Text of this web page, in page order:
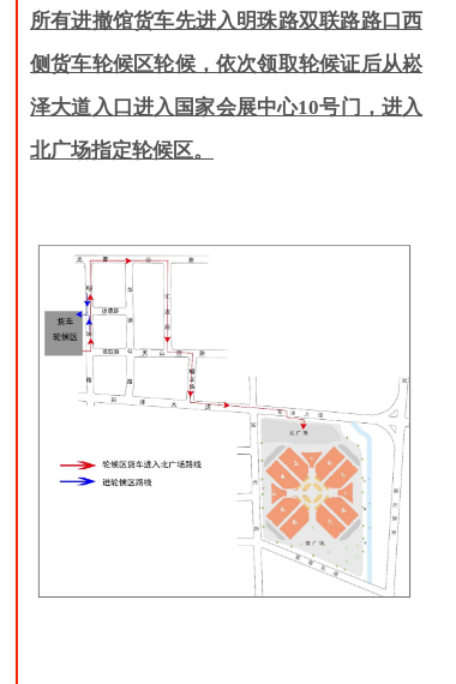
所有进撤馆货车先进入明珠路双联路路口西
侧货车轮候区轮候，依次领取轮候证后从崧
泽大道入口进入 国家会展中心10号门 ， 进入
北广场指定轮候区。